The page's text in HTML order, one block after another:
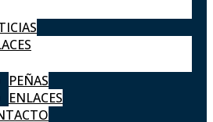
PEÑAS
ENLACES